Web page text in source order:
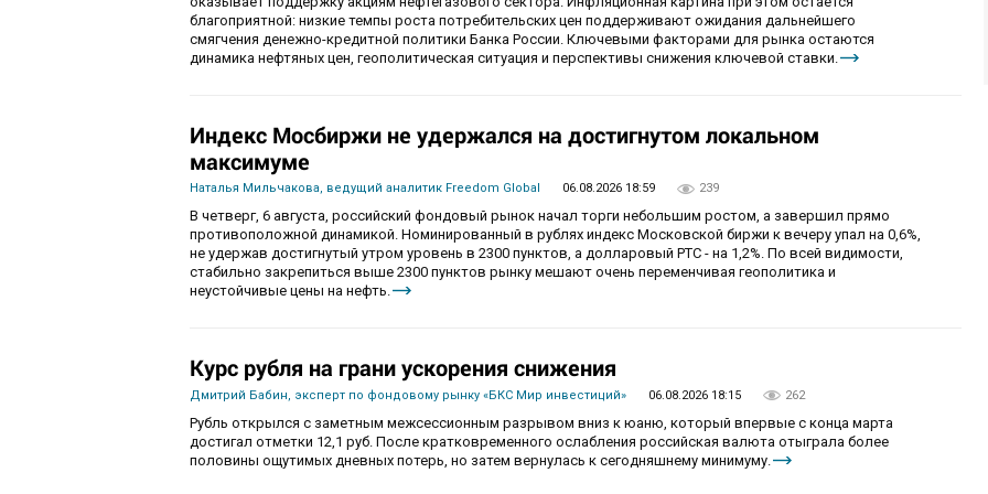
благоприятной: низкие темпы роста потребительских цен поддерживают ожидания дальнейшего
смягчения денежно-кредитной политики Банка России. Ключевыми факторами для рынка остаются
динамика нефтяных цен, геополитическая ситуация и перспективы снижения ключевой ставки.
Индекс Мосбиржи не удержался на достигнутом локальном
максимуме
Наталья Мильчакова, ведущий аналитик Freedom Global 06.08.2026 18:59 239
В четверг, 6 августа, российский фондовый рынок начал торги небольшим ростом, а завершил прямо
противоположной динамикой. Номинированный в рублях индекс Московской биржи к вечеру упал на 0,6%,
не удержав достигнутый утром уровень в 2300 пунктов, а долларовый РТС - на 1,2%. По всей видимости,
стабильно закрепиться выше 2300 пунктов рынку мешают очень переменчивая геополитика и
неустойчивые цены на нефть.
Курс рубля на грани ускорения снижения
Дмитрий Бабин, эксперт по фондовому рынку «БКС Мир инвестиций» 06.08.2026 18:15 262
Рубль открылся с заметным межсессионным разрывом вниз к юаню, который впервые с конца марта
достигал отметки 12,1 руб. После кратковременного ослабления российская валюта отыграла более
половины ощутимых дневных потерь, но затем вернулась к сегодняшнему минимуму.